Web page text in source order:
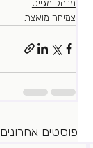
מנהל מגייס
צמיחה מואצת
פוסטים אחרונים